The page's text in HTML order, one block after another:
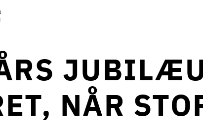
NÅR